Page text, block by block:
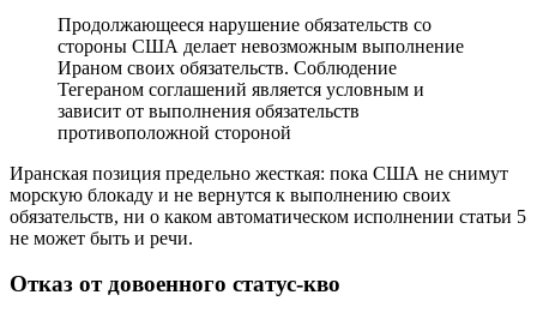
Продолжающееся нарушение обязательств со
стороны США делает невозможным выполнение
Ираном своих обязательств. Соблюдение
Тегераном соглашений является условным и
зависит от выполнения обязательств
противоположной стороной
Иранская позиция предельно жесткая: пока США не снимут
морскую блокаду и не вернутся к выполнению своих
обязательств, ни о каком автоматическом исполнении статьи 5
не может быть и речи.
Отказ от довоенного статус-кво